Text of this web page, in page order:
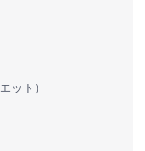
ット）